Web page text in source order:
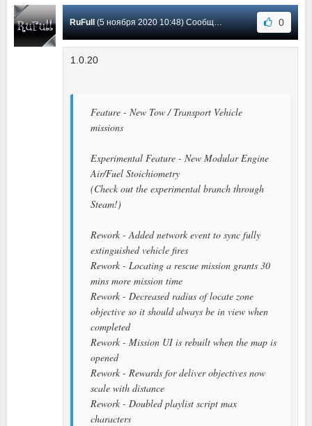
RuFull (5 ноября 2020 10:48) Сообщение #26 0
1.0.20
Feature - New Tow / Transport Vehicle
missions
Experimental Feature - New Modular Engine
Air/Fuel Stoichiometry
(Check out the experimental branch through
Steam!)
Rework - Added network event to sync fully
extinguished vehicle fires
Rework - Locating a rescue mission grants 30
mins more mission time
Rework - Decreased radius of locate zone
objective so it should always be in view when
completed
Rework - Mission UI is rebuilt when the map is
opened
Rework - Rewards for deliver objectives now
scale with distance
Rework - Doubled playlist script max
characters